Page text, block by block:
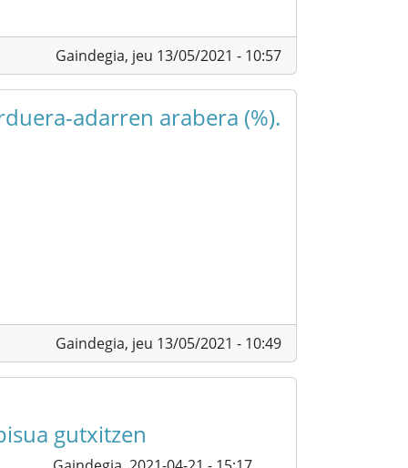
Gaindegia, jeu 13/05/2021 - 10:57
adarren arabera (%).
Gaindegia, jeu 13/05/2021 - 10:49
gutxitzen